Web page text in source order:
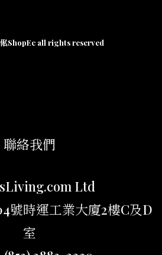
ShopEc all rights reserved
聯絡我們
Ltd
號時運工業大廈2樓C及D
室